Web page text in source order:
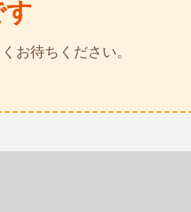
す
お待ちください。